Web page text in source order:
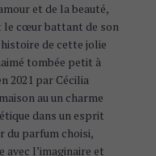
et de la beauté,
le cœur battant de son
de cette jolie
tombée petit à
2021 par Cécilia
au un charme
dans un esprit
du parfum choisi,
l’imaginaire et